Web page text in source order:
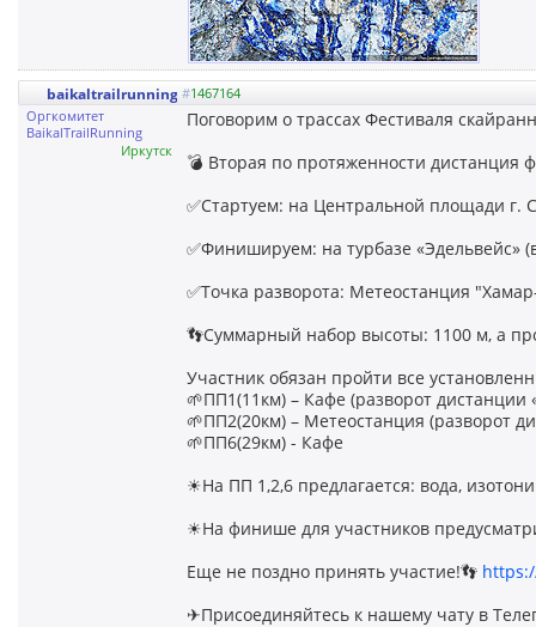
baikaltrailrunning #1467164
Оргкомитет
BaikalTrailRunning
Иркутск
Поговорим о трассах Фестиваля
💣 Вторая по протяженности дистанция
✅Стартуем: на Центральной площади г.
✅Финишируем: на турбазе «Эдельвейс»
✅Точка разворота: Метеостанция
👣Суммарный набор высоты: 1100 м, а
Участник обязан пройти все
🌱ПП1(11км) – Кафе (разворот дистанции
🌱ПП2(20км) – Метеостанция (разворот
🌱ПП6(29км) - Кафе
☀На ПП 1,2,6 предлагается: вода,
☀На финише для участников
Еще не поздно принять участие!👣
✈Присоединяйтесь к нашему чату в